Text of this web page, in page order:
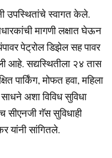
उपस्थितांचे स्वागत केले.
मागणी लक्षात घेऊन
पेट्रोल डिझेल सह पावर
आहे. सद्यस्थितीला २४ तास
पार्किंग, मोफत हवा, महिला
अशा विविध सुविधा
गॅस सुविधाही
यांनी सांगितले.